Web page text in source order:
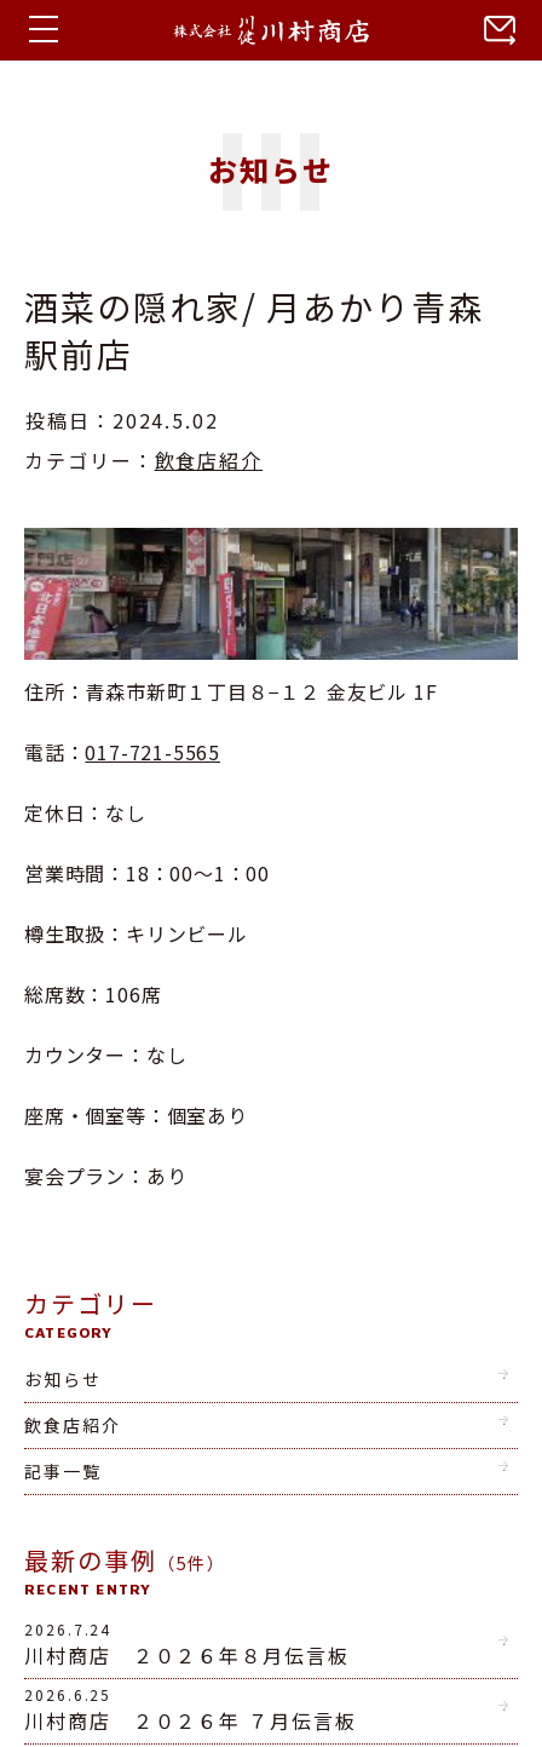
会社概要
お知らせ
酒菜の隠れ家/ 月あかり青森
駅前店
投稿日：2024.5.02
カテゴリー： 飲食店紹介
住所：青森市新町１丁目８−１２ 金友ビル 1F
電話：017-721-5565
定休日：なし
営業時間：18：00～1：00
樽生取扱：キリンビール
総席数：106席
カウンター：なし
座席・個室等：個室あり
宴会プラン：あり
カテゴリー
CATEGORY
お知らせ
飲食店紹介
記事一覧
最新の事例 （5件）
RECENT ENTRY
2026.7.24
川村商店 ２０２６年８月伝言板
2026.6.25
川村商店 ２０２６年 ７月伝言板